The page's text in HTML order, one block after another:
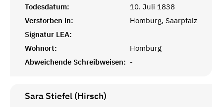
Todesdatum:
10. Juli 1838
Verstorben in:
Homburg, Saarpfalz
Signatur LEA:
Wohnort:
Homburg
Abweichende Schreibweisen: -
Sara Stiefel (Hirsch)